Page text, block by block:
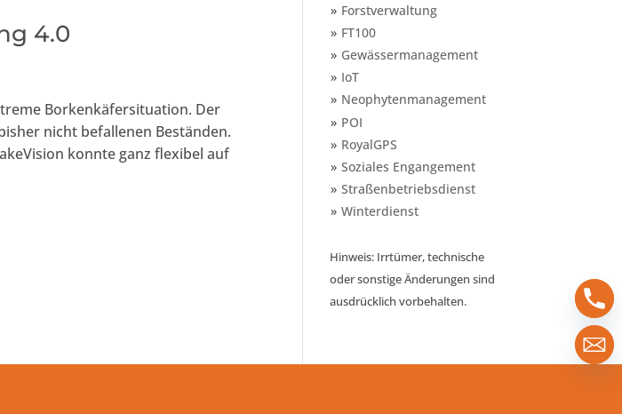
4.0
Borkenkäfersituation. Der
nicht befallenen Beständen.
konnte ganz flexibel auf
Forstverwaltung
FT100
Gewässermanagement
IoT
Neophytenmanagement
POI
RoyalGPS
Soziales Engangement
Straßenbetriebsdienst
Winterdienst
Hinweis: Irrtümer, technische
oder sonstige Änderungen sind
ausdrücklich vorbehalten.